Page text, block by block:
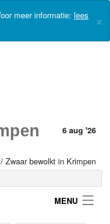
meer informatie: lees
×
6 aug '26
Zwaar bewolkt in Krimpen
MENU